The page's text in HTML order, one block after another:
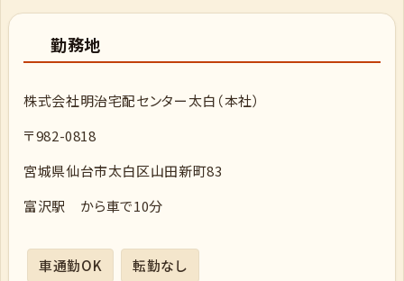
勤務地
株式会社明治宅配センター太白（本社）
〒982-0818
宮城県仙台市太白区山田新町83
富沢駅 から車で10分
車通勤OK 転勤なし